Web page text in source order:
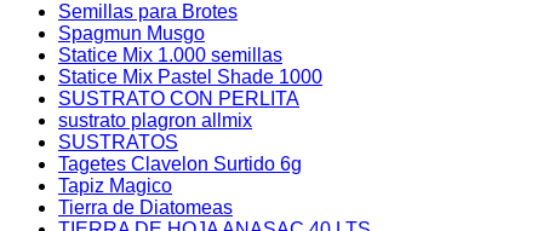
Semillas para Brotes
Spagmun Musgo
Statice Mix 1.000 semillas
Statice Mix Pastel Shade 1000
SUSTRATO CON PERLITA
sustrato plagron allmix
SUSTRATOS
Tagetes Clavelon Surtido 6g
Tapiz Magico
Tierra de Diatomeas